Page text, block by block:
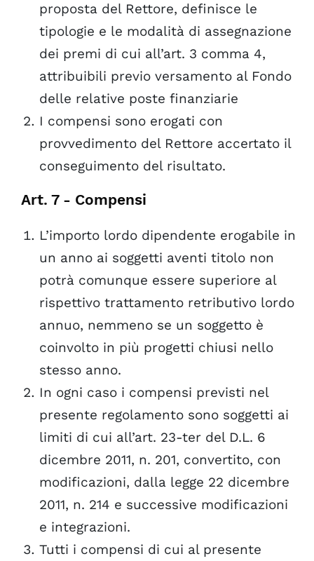
proposta del Rettore, definisce le
tipologie e le modalità di assegnazione
dei premi di cui all’art. 3 comma 4,
attribuibili previo versamento al Fondo
delle relative poste finanziarie
I compensi sono erogati con
provvedimento del Rettore accertato il
conseguimento del risultato.
Art. 7 - Compensi
L’importo lordo dipendente erogabile in
un anno ai soggetti aventi titolo non
potrà comunque essere superiore al
rispettivo trattamento retributivo lordo
annuo, nemmeno se un soggetto è
coinvolto in più progetti chiusi nello
stesso anno.
In ogni caso i compensi previsti nel
presente regolamento sono soggetti ai
limiti di cui all’art. 23-ter del D.L. 6
dicembre 2011, n. 201, convertito, con
modificazioni, dalla legge 22 dicembre
2011, n. 214 e successive modificazioni
e integrazioni.
Tutti i compensi di cui al presente